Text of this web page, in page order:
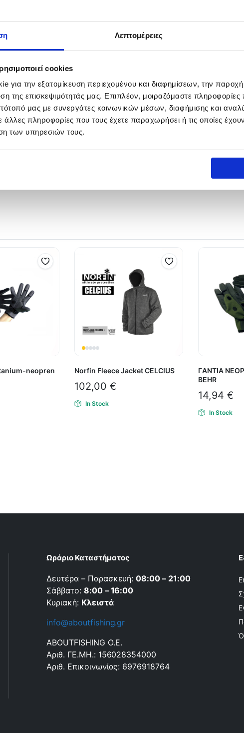
Λεπτομέρειες
cookies
για την εξατομίκευση περιεχομένου και διαφημίσεων, την
της επισκεψιμότητάς μας. Επιπλέον, μοιραζόμαστε
μας με συνεργάτες κοινωνικών μέσων, διαφήμισης και
άλλες πληροφορίες που τους έχετε παραχωρήσει ή τις οποίες
των υπηρεσιών τους.
86-036 41
86-036 43
86-036 44
86-036 45
neopren Norfin Fleece Jacket CELCIUS
102,00 €
In Stock
ΓANTIA
BEHR
14,94 €
In Stock
Ωράριο Καταστήματος
Δευτέρα – Παρασκευή:08:00 – 21:00
Σάββατο: 8:00 – 16:00
Κυριακή: Κλειστά
info@aboutfishing.gr
ABOUTFISHING Ο.Ε.
Αριθ. ΓΕ.ΜΗ.: 156028354000
Αριθ. Επικοινωνίας: 6976918764